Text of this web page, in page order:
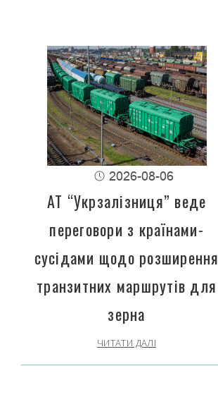
2026-08-06
АТ “Укрзалізниця” веде
переговори з країнами-
сусідами щодо розширення
транзитних маршрутів для
зерна
ЧИТАТИ ДАЛІ